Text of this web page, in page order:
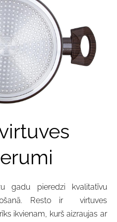
gadu pieredzi kvalitatīvu
Resto ir virtuves
ikvienam, kurš aizraujas ar